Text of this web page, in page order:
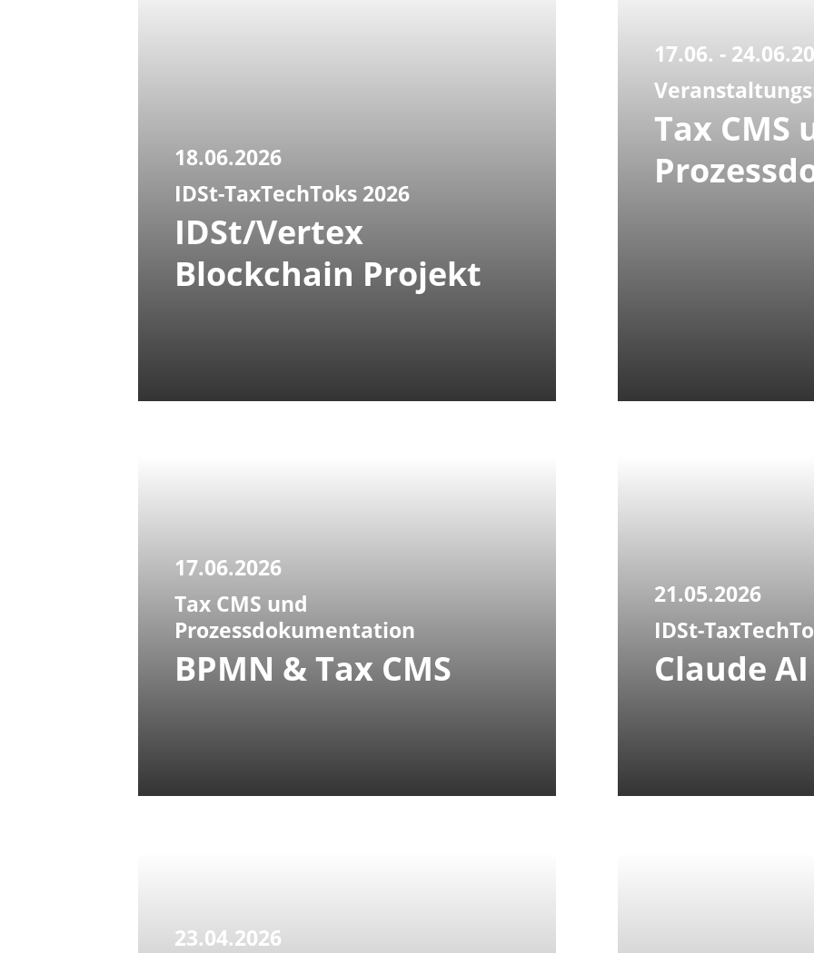
18.06.2026
IDSt-TaxTechToks 2026
IDSt/Vertex
Blockchain Projekt
17.06. -
Tax CMS
17.06.2026
Tax CMS und
Prozessdokumentation
BPMN & Tax CMS
21.05.2026
IDSt-
Claude AI
23.04.2026